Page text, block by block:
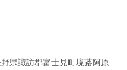
県諏訪郡富士見町境蕗阿原